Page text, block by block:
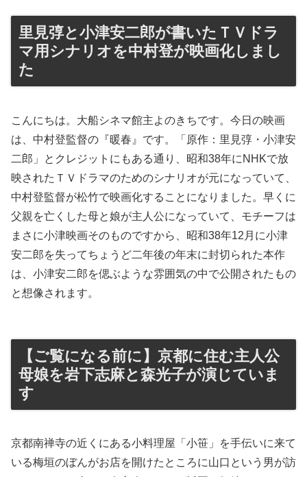
里見弴と小津安二郎が書いたＴＶドラ
マ用シナリオを中村登が映画化しまし
た
こんにちは。大船シネマ館主よのきちです。今日の映画
は、中村登監督の『暖春』です。「原作：里見弴・小津安
二郎」とクレジットにもある通り、昭和38年にNHKで放
映されたＴＶドラマのためのシナリオが元になっていて、
中村登監督が松竹で映画化することになりました。早くに
父親を亡くした母と娘が主人公になっていて、モチーフは
まさに小津映画そのものですから、昭和38年12月に小津
安二郎を失ってちょうど二年後の年末に封切られた本作
は、小津安二郎を偲ぶような雰囲気の中で公開されたもの
と想像されます。
【ご覧になる前に】京都に住む主人公
母娘を岩下志麻と森光子が演じていま
す
京都南禅寺の近くにある小料理屋「小笹」を手伝いに来て
いる梅垣のぼんがお店を開けたところに山口という男が訪